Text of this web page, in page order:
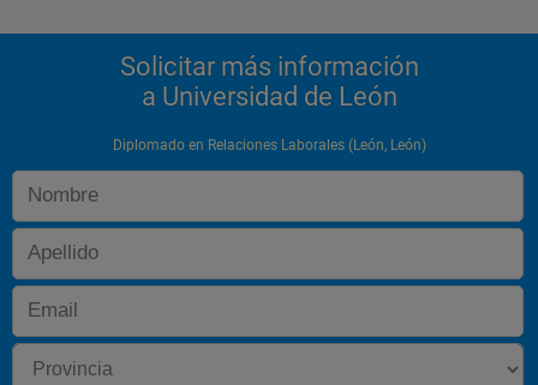
Participación De Los Trabajadores En La Empresa
Régimen Jurídico De La Protección Social Complementaria
Sociología Del Trabajo
Contabilidad Financiera
Encuestas Laborales: Tratamientos Estadísticos
Organización Y Métodos Del Trabajo
Derecho De La Seguridad Social
Solicitar más información
a Universidad de León
Diplomado en Relaciones Laborales (León, León)